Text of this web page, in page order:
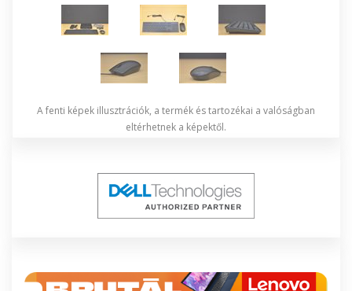
A fenti képek illusztrációk, a termék és tartozékai a valóságban
eltérhetnek a képektől.